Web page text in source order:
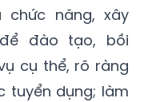
chức năng, xây
đào tạo, bồi
cụ thể, rõ ràng
tuyển dụng; làm